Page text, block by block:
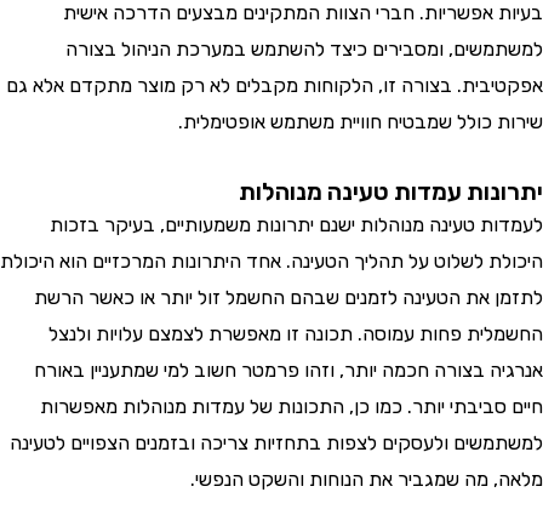
אפשריות. חברי הצוות המתקינים מבצעים הדרכה אישית
ומסבירים כיצד להשתמש במערכת הניהול בצורה
בצורה זו, הלקוחות מקבלים לא רק מוצר מתקדם אלא גם
כולל שמבטיח חוויית משתמש אופטימלית.
עמדות טעינה מנוהלות
טעינה מנוהלות ישנם יתרונות משמעותיים, בעיקר בזכות
לשלוט על תהליך הטעינה. אחד היתרונות המרכזיים הוא היכולת
את הטעינה לזמנים שבהם החשמל זול יותר או כאשר הרשת
פחות עמוסה. תכונה זו מאפשרת לצמצם עלויות ולנצל
בצורה חכמה יותר, וזהו פרמטר חשוב למי שמתעניין באורח
יותר. כמו כן, התכונות של עמדות מנוהלות מאפשרות
ולעסקים לצפות בתחזיות צריכה ובזמנים הצפויים לטעינה
מה שמגביר את הנוחות והשקט הנפשי.